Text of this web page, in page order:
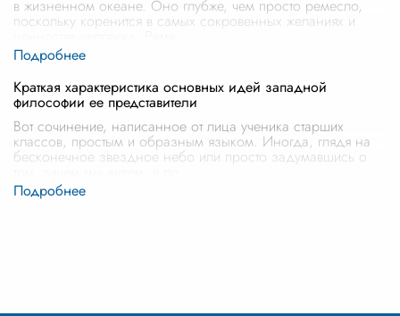
в жизненном океане. Оно глубже, чем просто ремесло,
поскольку коренится в самых сокровенных желаниях и
Краткая характеристика основных идей западной
философии ее представители
Вот сочинение, написанное от лица ученика старших
классов, простым и образным языком. Иногда, глядя на
бесконечное звездное небо или просто задумавшись о